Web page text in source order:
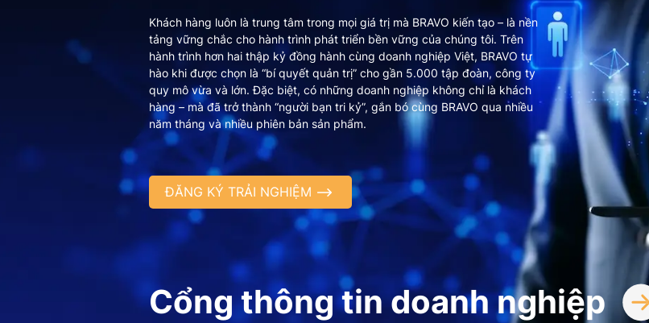
Khách hàng luôn là trung tâm trong mọi giá trị mà BRAVO kiến tạo – là nền
tảng vững chắc cho hành trình phát triển bền vững của chúng tôi. Trên
hành trình hơn hai thập kỷ đồng hành cùng doanh nghiệp Việt, BRAVO tự
hào khi được chọn là “bí quyết quản trị” cho gần 5.000 tập đoàn, công ty
quy mô vừa và lớn. Đặc biệt, có những doanh nghiệp không chỉ là khách
hàng – mà đã trở thành “người bạn tri kỷ”, gắn bó cùng BRAVO qua nhiều
năm tháng và nhiều phiên bản sản phẩm.
ĐĂNG KÝ TRẢI NGHIỆM
Cổng thông tin doanh nghiệp